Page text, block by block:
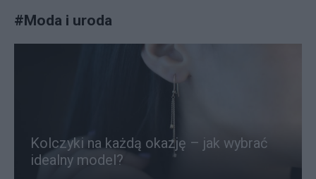
#Moda i uroda
Kolczyki na każdą okazję – jak wybrać
idealny model?